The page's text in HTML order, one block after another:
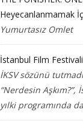
Heyecanlanmamak
Yumurtasız Omlet
İstanbul Film
İKSV sözünü
“Nerdesin
yılki programında